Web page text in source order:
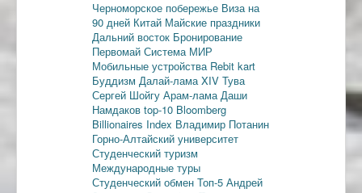
Черноморское побережье Виза на
90 дней Китай Майские праздники
Дальний восток Бронирование
Первомай Система МИР
Мобильные устройства Rebit kart
Буддизм Далай-лама XIV Тува
Сергей Шойгу Арам-ламаДаши
Намдаков top-10 Bloomberg
Billionaires Index Владимир Потанин
Горно-Алтайский университет
Студенческий туризм
Международные туры
Студенческий обмен Топ-5 Андрей